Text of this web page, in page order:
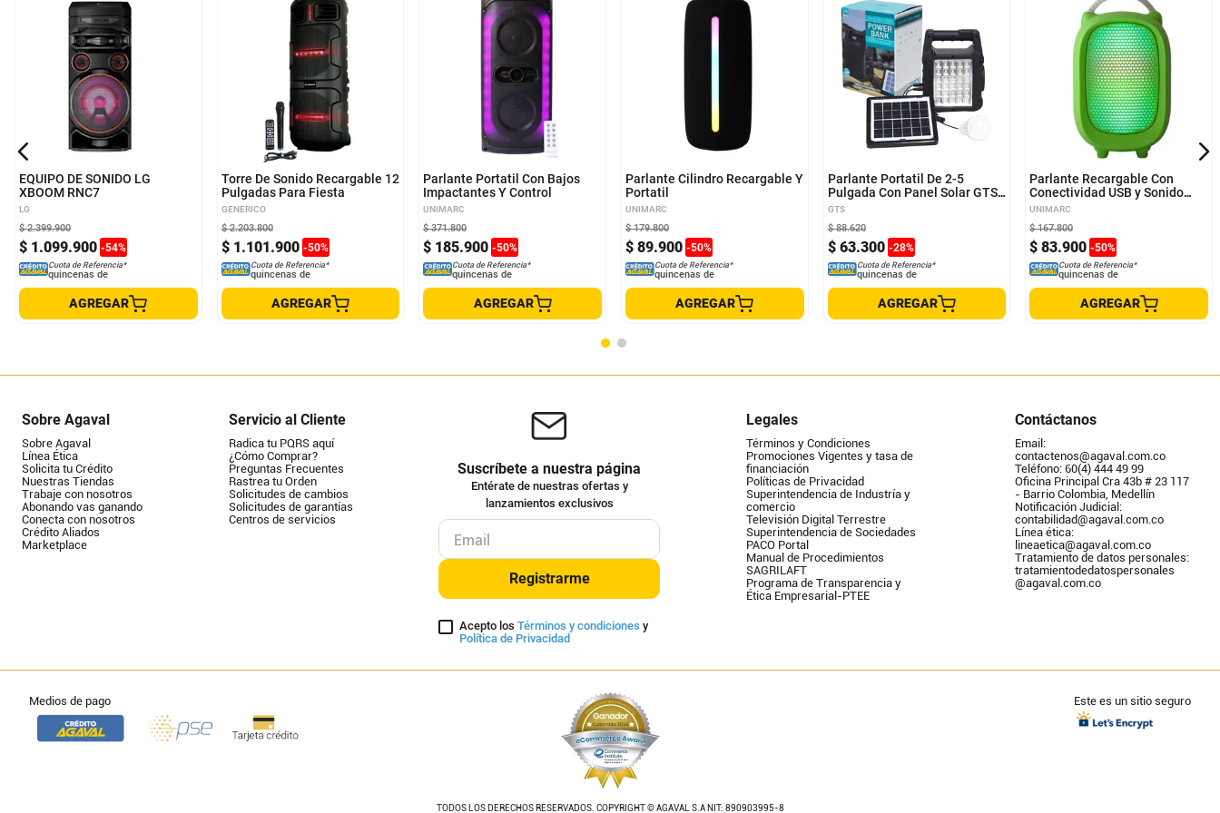
EQUIPO DE SONIDO LG
XBOOM RNC7
LG
$ 1.099.900 -54%
$ 2.399.900
Cuota de Referencia*
quincenas de
AGREGAR
Torre De Sonido Recargable 12
Pulgadas Para Fiesta
GENERICO
$ 1.101.900 -50%
$ 2.203.800
Cuota de Referencia*
quincenas de
AGREGAR
Parlante Portatil Con Bajos
Impactantes Y Control
UNIMARC
$ 185.900 -50%
$ 371.800
Cuota de Referencia*
quincenas de
AGREGAR
Parlante Cilindro Recargable Y
Portatil
UNIMARC
$ 89.900 -50%
$ 179.800
Cuota de Referencia*
quincenas de
AGREGAR
Parlante Portatil De 2-5
Pulgada Con Panel Solar GTS-
1464
GTS
$ 63.300 -28%
$ 88.620
Cuota de Referencia*
quincenas de
AGREGAR
Parlante Recargable Con
Conectividad USB y Sonido
Claro
UNIMARC
$ 83.900 -50%
$ 167.800
Cuota de Referencia*
quincenas de
AGREGAR
Sobre Agaval
Sobre Agaval
Línea Ética
Solicita tu Crédito
Nuestras Tiendas
Trabaje con nosotros
Abonando vas ganando
Conecta con nosotros
Crédito Aliados
Marketplace
Servicio al Cliente
Radica tu PQRS aquí
¿Cómo Comprar?
Preguntas Frecuentes
Rastrea tu Orden
Solicitudes de cambios
Solicitudes de garantías
Centros de servicios
Suscríbete a nuestra página
Entérate de nuestras ofertas y
lanzamientos exclusivos
Registrarme
Acepto los Términos y condiciones y
Política de Privacidad
Legales
Términos y Condiciones
Promociones Vigentes y tasa de
financiación
Políticas de Privacidad
Superintendencia de Industría y
comercio
Televisión Digital Terrestre
Superintendencia de Sociedades
PACO Portal
Manual de Procedimientos
SAGRILAFT
Programa de Transparencia y
Ética Empresarial-PTEE
Contáctanos
Email:
contactenos@agaval.com.co
Teléfono: 60(4) 444 49 99
Oficina Principal Cra 43b # 23 117
- Barrio Colombia, Medellín
Notificación Judicial:
contabilidad@agaval.com.co
Línea ética:
lineaetica@agaval.com.co
Tratamiento de datos personales:
tratamientodedatospersonales
@agaval.com.co
Medios de pago
TODOS LOS DERECHOS RESERVADOS. COPYRIGHT © AGAVAL S.A NIT: 890903995-8
Este es un sitio seguro